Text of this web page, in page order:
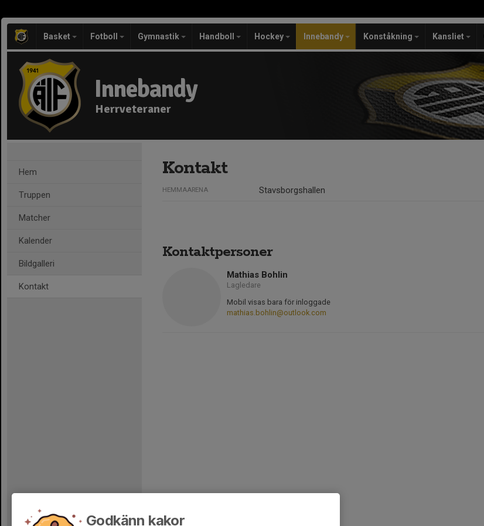
Basket Fotboll Gymnastik Handboll Hockey Innebandy Konståkning Kansliet
Innebandy
Herrveteraner
Hem
Truppen
Matcher
Kalender
Bildgalleri
Kontakt
Kontakt
HEMMAARENA Stavsborgshallen
Kontaktpersoner
Mathias Bohlin
Lagledare
Mobil visas bara för inloggade
mathias.bohlin@outlook.com
Godkänn kakor